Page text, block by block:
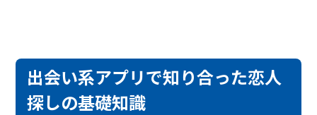
出会い系アプリで知り合った恋人
探しの基礎知識